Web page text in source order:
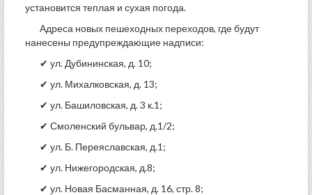
установится теплая и сухая погода.
Адреса новых пешеходных переходов, где будут
нанесены предупреждающие надписи:
✔ ул. Дубининская, д. 10;
✔ ул. Михалковская, д. 13;
✔ ул. Башиловская, д. 3 к.1;
✔ Смоленский бульвар, д.1/2;
✔ ул. Б. Переяславская, д.1;
✔ ул. Нижегородская, д.8;
✔ ул. Новая Басманная, д. 16, стр. 8;